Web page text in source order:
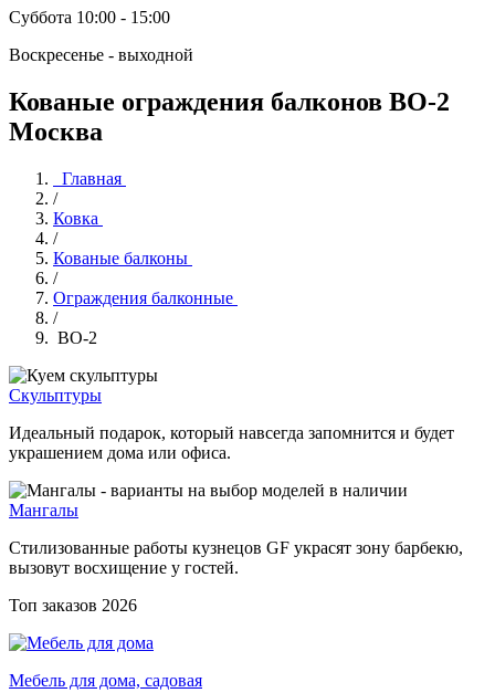
Суббота 10:00 - 15:00
Воскресенье - выходной
Кованые ограждения балконов BO-2
Москва
Главная
/
Ковка
/
Кованые балконы
/
Ограждения балконные
/
BO-2
Скульптуры
Идеальный подарок, который навсегда запомнится и будет
украшением дома или офиса.
Мангалы
Стилизованные работы кузнецов GF украсят зону барбекю,
вызовут восхищение у гостей.
Топ заказов 2026
Мебель для дома, садовая